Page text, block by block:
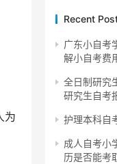
为
Recent
广东小自考
解小自考费
全日制研究
研究生自考
护理本科自
成人自考小
历是否能考